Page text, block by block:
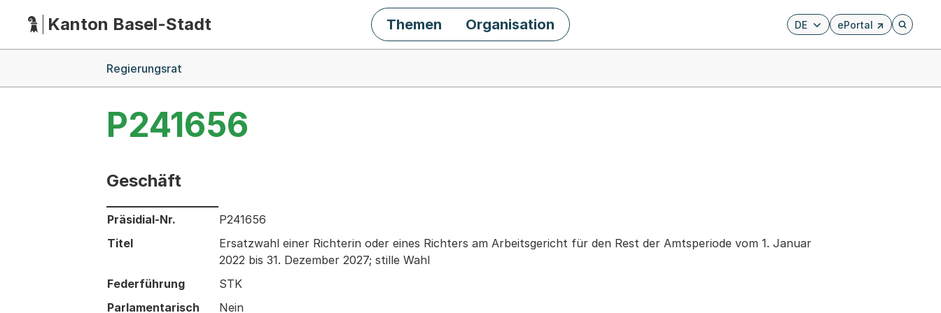
HauptnavigationKanton Basel-Stadt DE ePortal
Externer Link, wird in
Öffnet
Themen Organisation
Regierungsrat
P241656
Geschäft
Informationen zum Ausgewählten Geschäft
Präsidial-Nr.
P241656
Titel
Ersatzwahl einer Richterin oder eines Richters am Arbeitsgericht für den Rest der Amtsperiode vom 1. Januar
2022 bis 31. Dezember 2027; stille Wahl
Federführung
STK
Parlamentarisch
Nein